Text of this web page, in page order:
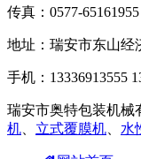
传真：0577-65161955
地址：瑞安市东山经
手机：13336913555
瑞安市奥特包装机械
机
立式覆膜机 水